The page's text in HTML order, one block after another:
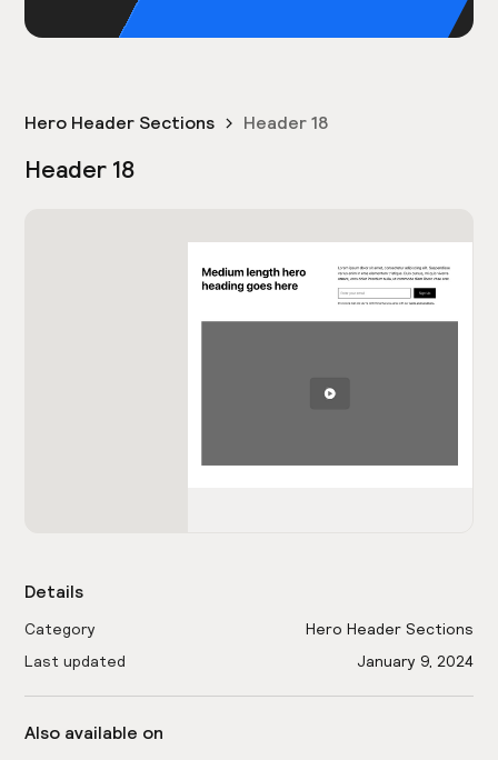
Hero Header Sections Header 18
Header 18
Details
Category
Hero Header Sections
Last updated
January 9, 2024
Also available on